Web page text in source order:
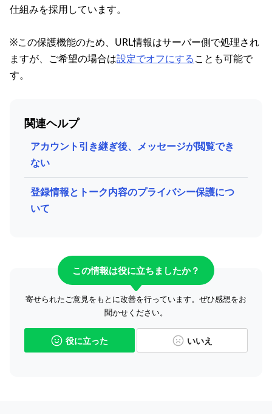
仕組みを採用しています。
※この保護機能のため、URL情報はサーバー側で処理され
ますが、ご希望の場合は設定でオフにすることも可能で
す。
関連ヘルプ
アカウント引き継ぎ後、メッセージが閲覧でき
ない
登録情報とトーク内容のプライバシー保護につ
いて
この情報は役に立ちましたか？
寄せられたご意見をもとに改善を行っています。ぜひ感想をお
聞かせください。
役に立った いいえ